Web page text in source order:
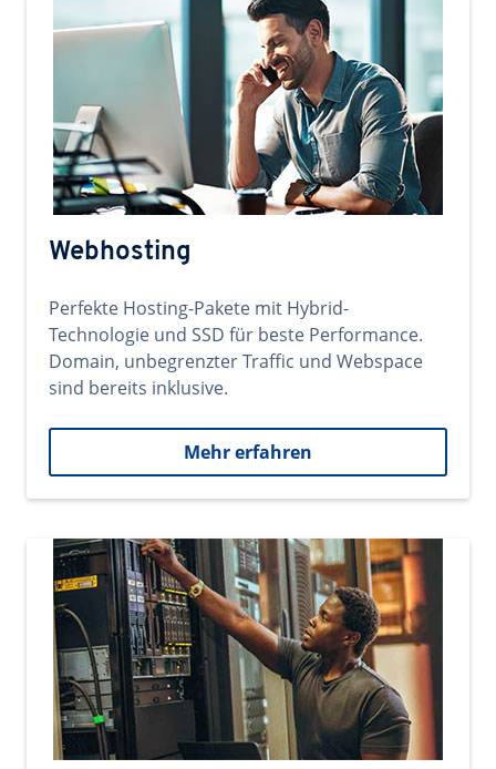
Webhosting
Perfekte Hosting-Pakete mit Hybrid-
Technologie und SSD für beste Performance.
Domain, unbegrenzter Traffic und Webspace
sind bereits inklusive.
Mehr erfahren